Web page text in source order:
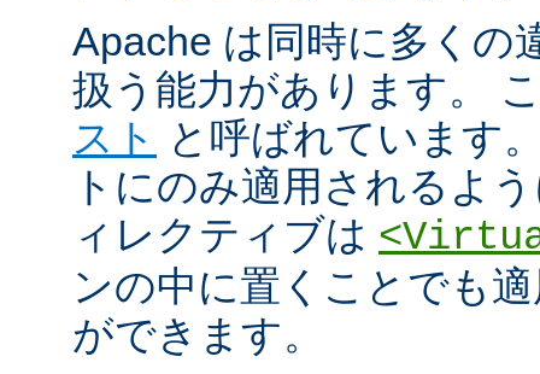
Apache は同時に多くの
扱う能力があります。
スト
と呼ばれています
トにのみ適用されるよ
ィレクティブは
ンの中に置くことでも
ができます。